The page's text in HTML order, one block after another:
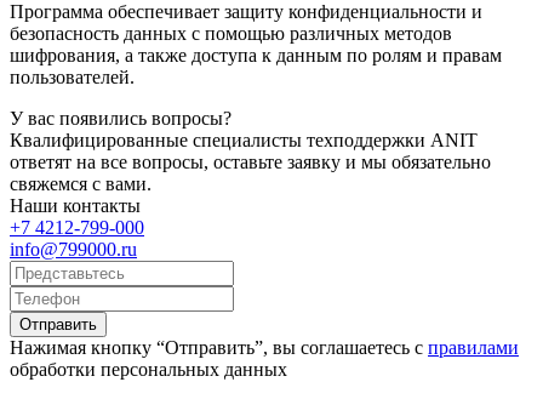
Программа обеспечивает защиту конфиденциальности и
безопасность данных с помощью различных методов
шифрования, а также доступа к данным по ролям и правам
пользователей.
У вас появились вопросы?
Квалифицированные специалисты техподдержки ANIT
ответят на все вопросы, оставьте заявку и мы обязательно
свяжемся с вами.
Наши контакты
+7 4212-799-000
info@799000.ru
Отправить
Нажимая кнопку “Отправить”, вы соглашаетесь с правилами
обработки персональных данных